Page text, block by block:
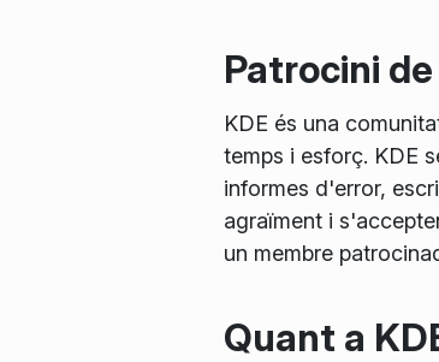
Patrocini
KDE és una
temps i esforç. KDE
informes d'error,
agraïment i
un membre
Quant a